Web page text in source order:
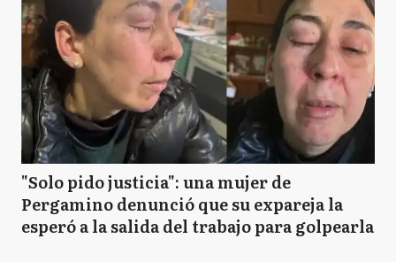
"Solo pido justicia": una mujer de
Pergamino denunció que su expareja la
esperó a la salida del trabajo para golpearla